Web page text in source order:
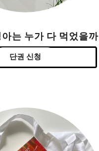
는 누가 다 먹었을까
단권 신청